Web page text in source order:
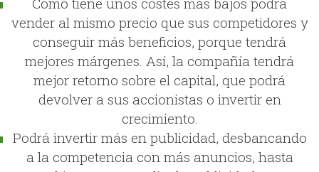
vender al mismo precio que sus competidores y
conseguir más beneficios, porque tendrá
mejores márgenes. Así, la compañía tendrá
mejor retorno sobre el capital, que podrá
devolver a sus accionistas o invertir en
crecimiento.
Podrá invertir más en publicidad, desbancando
a la competencia con más anuncios, hasta